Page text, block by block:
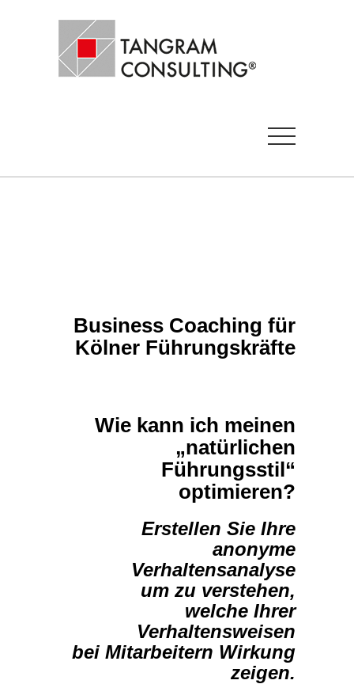
Business Coaching für
Kölner Führungskräfte
Wie kann ich meinen
„natürlichen
Führungsstil“
optimieren?
Erstellen Sie Ihre
anonyme
Verhaltensanalyse
um zu verstehen,
welche Ihrer
Verhaltensweisen
bei Mitarbeitern Wirkung
zeigen.